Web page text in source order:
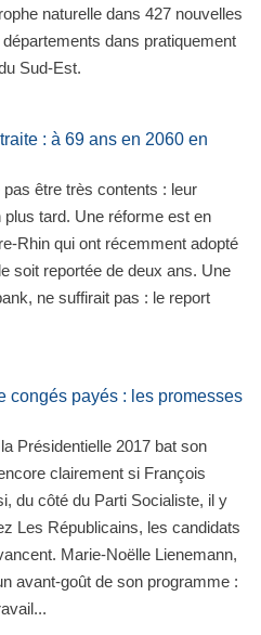
naturelle dans 427 nouvelles
dans pratiquement
Sud-Est.
: à 69 ans en 2060 en
être très contents : leur
tard. Une réforme est en
Rhin qui ont récemment adopté
soit reportée de deux ans. Une
ne suffirait pas : le report
congés payés : les promesses
Présidentielle 2017 bat son
clairement si François
du côté du Parti Socialiste, il y
Les Républicains, les candidats
Marie-Noëlle Lienemann,
avant-goût de son programme :